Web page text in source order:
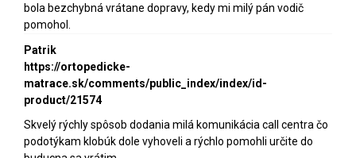
bola bezchybná vrátane dopravy, kedy mi milý pán vodič
pomohol.
Patrik
https://ortopedicke-
matrace.sk/comments/public_index/index/id-
product/21574
Skvelý rýchly spôsob dodania milá komunikácia call centra čo
podotýkam klobúk dole vyhoveli a rýchlo pomohli určite do